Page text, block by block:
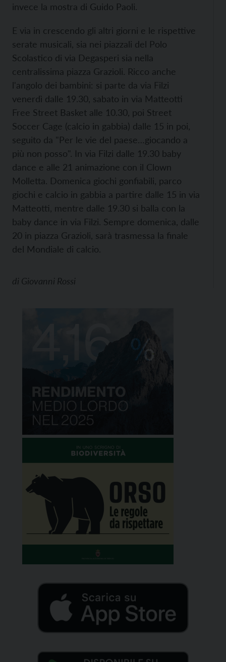
invece la mostra di Guido Paoli.
E via in crescendo gli altri giorni e le rispettive
serate musicali, sia nei piazzali del Polo
Scolastico di via Degasperi sia nella
centralissima piazza Grazioli. Ricco anche
l'angolo dei bambini: si parte da via Filzi
venerdì dalle 19.30, sabato in via Matteotti
Free Street Basket alle 10.30, poi Street
Soccer Cage (calcio in gabbia) dalle 15 in poi,
seguito da "Per le vie del paese…giocando a
più non posso". In via Filzi dalle 19.30 baby
dance e alle 21 animazione con il Clown
Molletta. Domenica giochi gonfiabili, parco
giochi e calcio in gabbia a partire dalle 15 in via
Matteotti, mentre dalle 19.30 si balla con la
baby dance in via Filzi. Sempre domenica, dalle
20 in piazza Grazioli, sarà trasmessa la finale
del Mondiale di calcio.
di Giovanni Rossi